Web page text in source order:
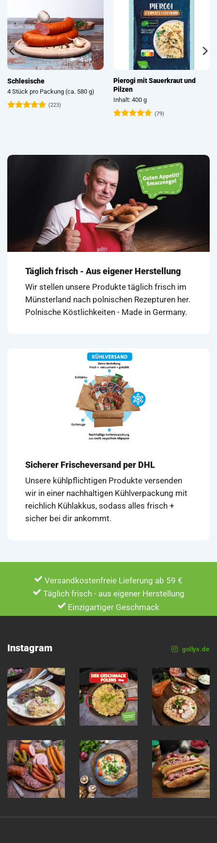
Schlesische
4 Stück pro Packung (ca. 580 g)
(223)
Pierogi mit Sauerkraut und
Pilzen
Inhalt: 400 g
(79)
Täglich frisch - Aus eigener Herstellung
Wir stellen unsere Produkte täglich frisch im
Münsterland nach polnischen Rezepturen her.
Polnische Köstlichkeiten - Made in Germany.
Sicherer Frischeversand per DHL
Unsere kühlpflichtigen Produkte versenden
wir in einer nachhaltigen Kühlverpackung mit
reichlich Kühlakkus, sodass alles frisch +
sicher bei dir ankommt.
Versandkostenfreie Lieferung ab 59 €
Täglich frisch - aus eigener Herstellung
Einzigartiger Geschmack
Instagram gollys.de